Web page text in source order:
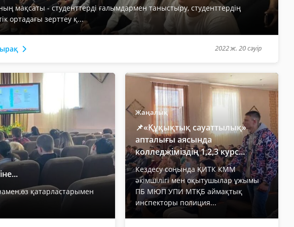
мақсаты - студенттерді ғалымдармен таныстыру, студенттердің
ортадағы зерттеу қ...
2022 ж. 20 сәуір
қатарластарымен
Жаңалық
📌«Құқықтық сауаттылық»
апталығы аясында
колледжіміздің 1,2,3 курс...
Кездесу соңында ҚИТК КММ
әкімшілігі мен оқытушылар ұжымы
ПБ МЮП УПИ МТҚБ аймақтық
инспекторы полиция...